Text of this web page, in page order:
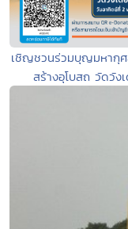
เชิญชวนร่วมบุญมหากุศ
สร้างอุโบสถ วัดวั